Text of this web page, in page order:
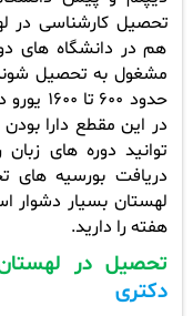
تحصیل کارشناسی در
هم در دانشگاه های
مشغول به تحصیل
حدود ۶۰۰ تا ۱۶۰۰
در این مقطع دارا
توانید دوره های
دریافت بورسیه
لهستان بسیار دشوار
هفته را دارید.
تحصیل در
دکتری